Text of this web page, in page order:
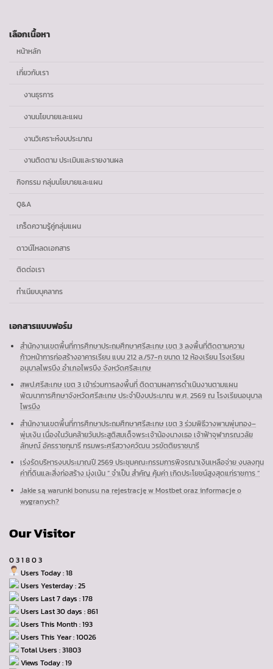
เลือกเนื้อหา
หน้าหลัก
เกี่ยวกับเรา
งานธุรการ
งานนโยบายและแผน
งานวิเคราะห์งบประมาณ
งานติดตาม ประเมินและรายงานผล
กิจกรรม กลุ่มนโยบายและแผน
Q&A
เกร็ดความรู้คู่กลุ่มแผน
ดาวน์โหลดเอกสาร
ติดต่อเรา
ทำเนียบบุคลากร
เอกสารแบบฟอร์ม
สำนักงานเขตพื้นที่การศึกษาประถมศึกษาศรีสะเกษ เขต 3 ลงพื้นที่ติดตามความ
ก้าวหน้าการก่อสร้างอาคารเรียน แบบ 212 ล./57-ก ขนาด 12 ห้องเรียน โรงเรียน
อนุบาลไพรบึง อำเภอไพรบึง จังหวัดศรีสะเกษ
สพป.ศรีสะเกษ เขต 3 เข้าร่วมการลงพื้นที่ ติดตามผลการดำเนินงานตามแผน
พัฒนาการศึกษาจังหวัดศรีสะเกษ ประจำปีงบประมาณ พ.ศ. 2569 ณ โรงเรียนอนุบาล
ไพรบึง
สำนักงานเขตพื้นที่การศึกษาประถมศึกษาศรีสะเกษ เขต 3 ร่วมพิธีวางพานพุ่มทอง–
พุ่มเงิน เนื่องในวันคล้ายวันประสูติสมเด็จพระเจ้าน้องนางเธอ เจ้าฟ้าจุฬาภรณวลัย
ลักษณ์ อัครราชกุมารี กรมพระศรีสวางควัฒน วรขัตติยราชนารี
เร่งรัดบริหารงบประมาณปี 2569 ประชุมคณะกรรมการพิจรณาเงินเหลือจ่าย งบลงทุน
ค่าที่ดินและสิ่งก่อสร้าง มุ่งเน้น ” จำเป็น สำคัญ คุ้มค่า เกิดประโยชน์สูงสุดแก่ราชการ “
Jakie są warunki bonusu na rejestrację w Mostbet oraz informacje o
wygranych?
Our Visitor
031 803
Users Today : 18
Users Yesterday : 25
Users Last 7 days : 178
Users Last 30 days : 861
Users This Month : 193
Users This Year : 10026
Total Users : 31803
Views Today : 19